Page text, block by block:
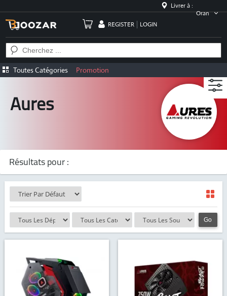
Livrer à :
Oran
REGISTER
LOGIN
Toutes Catégories Promotion
Aures
Résultats pour :
Go